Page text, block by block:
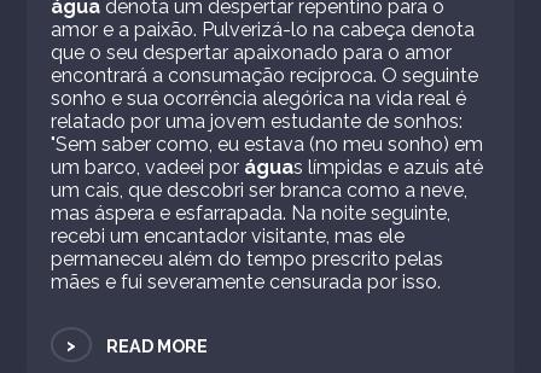
água denota um despertar repentino para o
amor e a paixão. Pulverizá-lo na cabeça denota
que o seu despertar apaixonado para o amor
encontrará a consumação recíproca. O seguinte
sonho e sua ocorrência alegórica na vida real é
relatado por uma jovem estudante de sonhos:
"Sem saber como, eu estava (no meu sonho) em
um barco, vadeei por águas límpidas e azuis até
um cais, que descobri ser branca como a neve,
mas áspera e esfarrapada. Na noite seguinte,
recebi um encantador visitante, mas ele
permaneceu além do tempo prescrito pelas
mães e fui severamente censurada por isso.
> READ MORE